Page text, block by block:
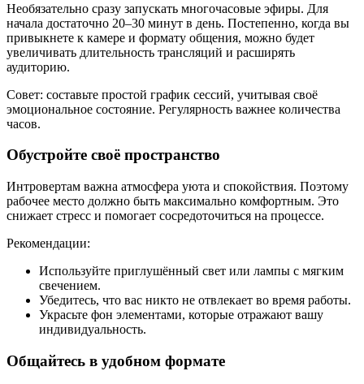
Необязательно сразу запускать многочасовые эфиры. Для
начала достаточно 20–30 минут в день. Постепенно, когда вы
привыкнете к камере и формату общения, можно будет
увеличивать длительность трансляций и расширять
аудиторию.
Совет: составьте простой график сессий, учитывая своё
эмоциональное состояние. Регулярность важнее количества
часов.
Обустройте своё пространство
Интровертам важна атмосфера уюта и спокойствия. Поэтому
рабочее место должно быть максимально комфортным. Это
снижает стресс и помогает сосредоточиться на процессе.
Рекомендации:
Используйте приглушённый свет или лампы с мягким
свечением.
Убедитесь, что вас никто не отвлекает во время работы.
Украсьте фон элементами, которые отражают вашу
индивидуальность.
Общайтесь в удобном формате